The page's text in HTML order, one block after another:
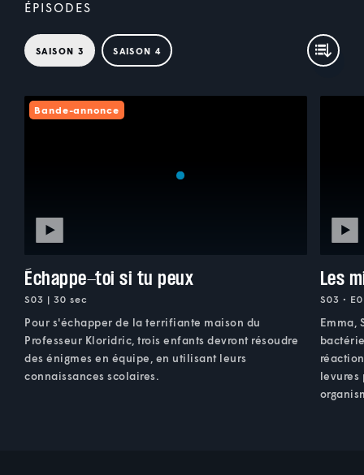
ÉPISODES
SAISON 3 SAISON 4
Bande-annonce
Échappe-toi si tu peux
S03 | 30 sec
Pour s'échapper de la terrifiante maison du
Professeur Kloridric, trois enfants devront résoudre
des énigmes en équipe, en utilisant leurs
connaissances scolaires.
Les
S03 •
Emma,